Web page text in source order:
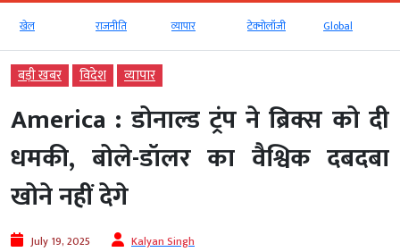
टेक्‍नोलॉजी Global
बड़ी खबर विदेश व्‍यापार
America : डोनाल्ड ट्रंप ने ब्रिक्स को दी
धमकी, बोले-डॉलर का वैश्विक दबदबा
खोने नहीं देगे
July 19, 2025 Kalyan Singh